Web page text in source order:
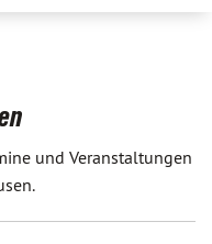
und Veranstaltungen